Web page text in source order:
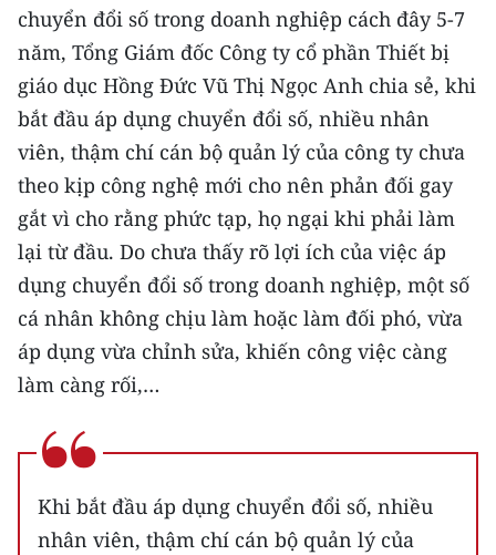
TIN MỚI
TIN ĐỊA PHƯƠNG
Trung du và miền núi phía Bắc
Đồng bằng sông Hồng
Bắc Trung Bộ
Duyên hải Nam Trung Bộ và Tây
Nguyên
Đông Nam Bộ
Chuyên trang Hà Nội
Chuyên trang TP. Hồ Chí Minh
chuyển đổi số trong doanh nghiệp cách đây 5-7
năm, Tổng Giám đốc Công ty cổ phần Thiết bị
giáo dục Hồng Đức Vũ Thị Ngọc Anh chia sẻ, khi
bắt đầu áp dụng chuyển đổi số, nhiều nhân
viên, thậm chí cán bộ quản lý của công ty chưa
theo kịp công nghệ mới cho nên phản đối gay
gắt vì cho rằng phức tạp, họ ngại khi phải làm
lại từ đầu. Do chưa thấy rõ lợi ích của việc áp
dụng chuyển đổi số trong doanh nghiệp, một số
cá nhân không chịu làm hoặc làm đối phó, vừa
áp dụng vừa chỉnh sửa, khiến công việc càng
làm càng rối,…
Khi bắt đầu áp dụng chuyển đổi số, nhiều
nhân viên, thậm chí cán bộ quản lý của